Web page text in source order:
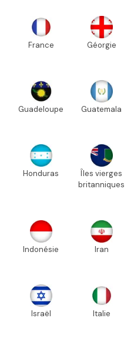
France Géorgie
Guadeloupe Guatemala
Honduras
Îles vierges
britanniques
Indonésie Iran
Israël Italie